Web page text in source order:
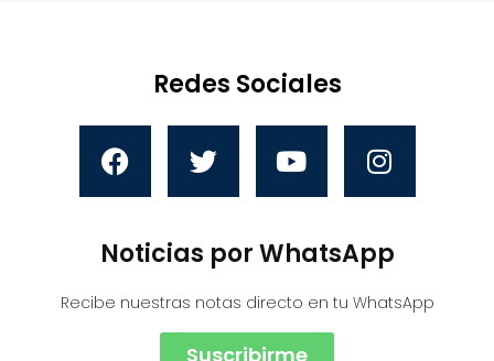
Redes Sociales
Noticias por WhatsApp
Recibe nuestras notas directo en tu WhatsApp
Suscribirme